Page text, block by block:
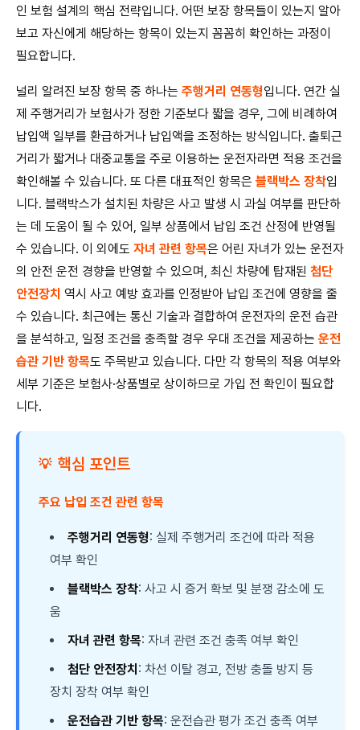
인 보험 설계의 핵심 전략입니다. 어떤 보장 항목들이 있는지 알아
보고 자신에게 해당하는 항목이 있는지 꼼꼼히 확인하는 과정이
필요합니다.
널리 알려진 보장 항목 중 하나는 주행거리 연동형입니다. 연간 실
제 주행거리가 보험사가 정한 기준보다 짧을 경우, 그에 비례하여
납입액 일부를 환급하거나 납입액을 조정하는 방식입니다. 출퇴근
거리가 짧거나 대중교통을 주로 이용하는 운전자라면 적용 조건을
확인해볼 수 있습니다. 또 다른 대표적인 항목은 블랙박스 장착입
니다. 블랙박스가 설치된 차량은 사고 발생 시 과실 여부를 판단하
는 데 도움이 될 수 있어, 일부 상품에서 납입 조건 산정에 반영될
수 있습니다. 이 외에도 자녀 관련 항목은 어린 자녀가 있는 운전자
의 안전 운전 경향을 반영할 수 있으며, 최신 차량에 탑재된 첨단
안전장치 역시 사고 예방 효과를 인정받아 납입 조건에 영향을 줄
수 있습니다. 최근에는 통신 기술과 결합하여 운전자의 운전 습관
을 분석하고, 일정 조건을 충족할 경우 우대 조건을 제공하는 운전
습관 기반 항목도 주목받고 있습니다. 다만 각 항목의 적용 여부와
세부 기준은 보험사·상품별로 상이하므로 가입 전 확인이 필요합
니다.
💡 핵심 포인트
주요 납입 조건 관련 항목
주행거리 연동형: 실제 주행거리 조건에 따라 적용
여부 확인
블랙박스 장착: 사고 시 증거 확보 및 분쟁 감소에 도
움
자녀 관련 항목: 자녀 관련 조건 충족 여부 확인
첨단 안전장치 : 차선 이탈 경고, 전방 충돌 방지 등
장치 장착 여부 확인
운전습관 기반 항목: 운전습관 평가 조건 충족 여부